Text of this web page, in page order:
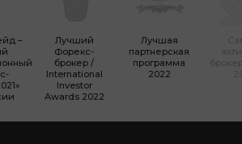
–
Лучший
Форекc-
брокер /
International
Investor
Awards 2022
Лучшая
партнерская
программа
2022